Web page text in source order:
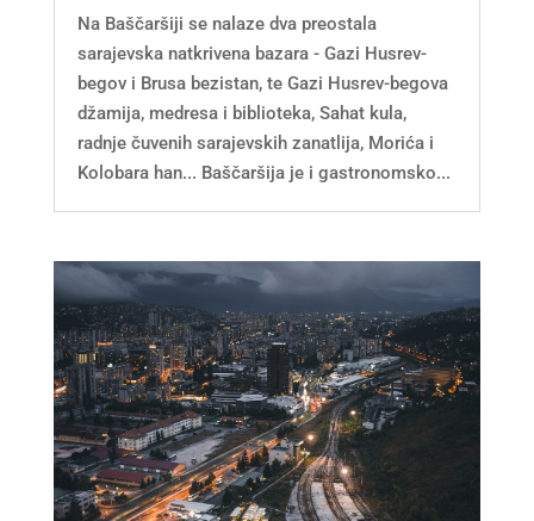
Na Baščaršiji se nalaze dva preostala
sarajevska natkrivena bazara - Gazi Husrev-
begov i Brusa bezistan, te Gazi Husrev-begova
džamija, medresa i biblioteka, Sahat kula,
radnje čuvenih sarajevskih zanatlija, Morića i
Kolobara han... Baščaršija je i gastronomsko...